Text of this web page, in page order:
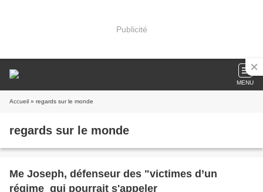
Publicité
MENU
Accueil » regards sur le monde
regards sur le monde
Me Joseph, défenseur des "victimes d’un
régime qui pourrait s'appeler